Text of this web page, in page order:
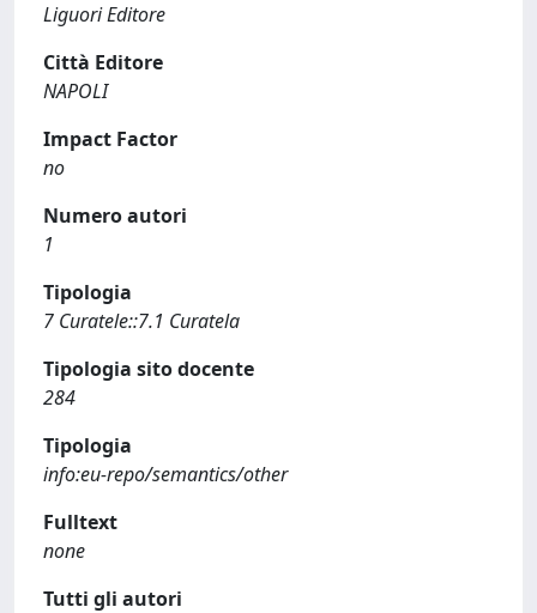
Liguori Editore
Città Editore
NAPOLI
Impact Factor
no
Numero autori
1
Tipologia
7 Curatele::7.1 Curatela
Tipologia sito docente
284
Tipologia
info:eu-repo/semantics/other
Fulltext
none
Tutti gli autori